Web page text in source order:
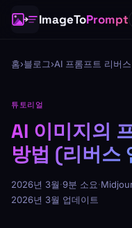
ImageToPrompt
홈›블로그›AI 프롬프트 리버
튜토리얼
AI 이미지의
방법 (리버스
2026년 3월·9분 소요·
2026년 3월 업데이트